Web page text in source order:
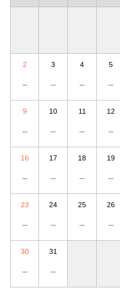
2
－
3
－
4
－
5
－
9
－
10
－
11
－
12
－
16
－
17
－
18
－
19
－
23
－
24
－
25
－
26
－
30
－
31
－